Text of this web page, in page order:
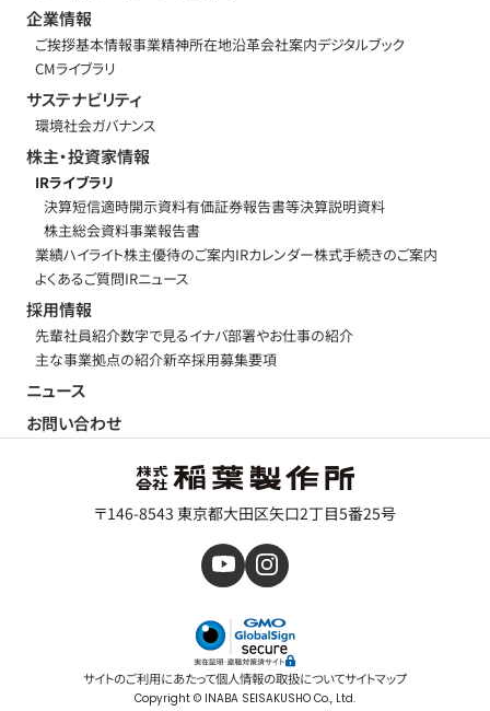
〒146-8543 東京都大田区矢口2丁目5番25号
企業情報
ご挨拶基本情報事業精神所在地沿革会社案内デジタルブック
CMライブラリ
サステナビリティ
環境社会ガバナンス
株主・投資家情報
IRライブラリ
決算短信適時開示資料有価証券報告書等決算説明資料
株主総会資料事業報告書
業績ハイライト株主優待のご案内IRカレンダー株式手続きのご案内
よくあるご質問IRニュース
採用情報
先輩社員紹介数字で見るイナバ部署やお仕事の紹介
主な事業拠点の紹介新卒採用募集要項
ニュース
お問い合わせ
サイトのご利用にあたって個人情報の取扱についてサイトマップ
Copyright © INABA SEISAKUSHO Co., Ltd.